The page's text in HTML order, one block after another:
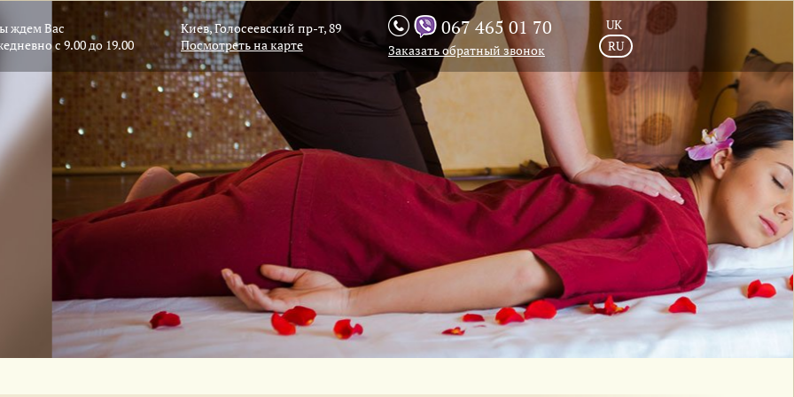
ждем Вас
с 9.00 до 19.00
Киев, Голосеевский пр-т, 89
Посмотреть на карте
067 465 01 70
UK
RU